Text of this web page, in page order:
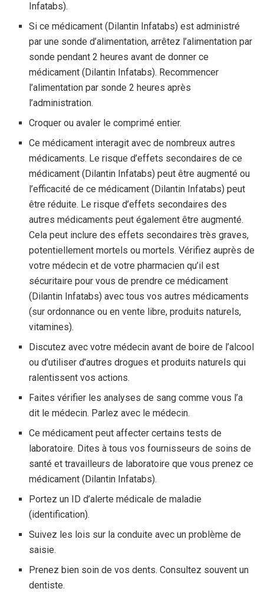
Infatabs).
Si ce médicament (Dilantin Infatabs) est administré
par une sonde d’alimentation, arrêtez l’alimentation par
sonde pendant 2 heures avant de donner ce
médicament (Dilantin Infatabs). Recommencer
l’alimentation par sonde 2 heures après
l’administration.
Croquer ou avaler le comprimé entier.
Ce médicament interagit avec de nombreux autres
médicaments. Le risque d’effets secondaires de ce
médicament (Dilantin Infatabs) peut être augmenté ou
l’efficacité de ce médicament (Dilantin Infatabs) peut
être réduite. Le risque d’effets secondaires des
autres médicaments peut également être augmenté.
Cela peut inclure des effets secondaires très graves,
potentiellement mortels ou mortels. Vérifiez auprès de
votre médecin et de votre pharmacien qu’il est
sécuritaire pour vous de prendre ce médicament
(Dilantin Infatabs) avec tous vos autres médicaments
(sur ordonnance ou en vente libre, produits naturels,
vitamines).
Discutez avec votre médecin avant de boire de l’alcool
ou d’utiliser d’autres drogues et produits naturels qui
ralentissent vos actions.
Faites vérifier les analyses de sang comme vous l’a
dit le médecin. Parlez avec le médecin.
Ce médicament peut affecter certains tests de
laboratoire. Dites à tous vos fournisseurs de soins de
santé et travailleurs de laboratoire que vous prenez ce
médicament (Dilantin Infatabs).
Portez un ID d’alerte médicale de maladie
(identification).
Suivez les lois sur la conduite avec un problème de
saisie.
Prenez bien soin de vos dents. Consultez souvent un
dentiste.